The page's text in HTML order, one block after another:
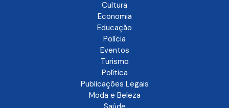
Cultura
Economia
Educação
Polícia
Eventos
Turismo
Política
Publicações Legais
Moda e Beleza